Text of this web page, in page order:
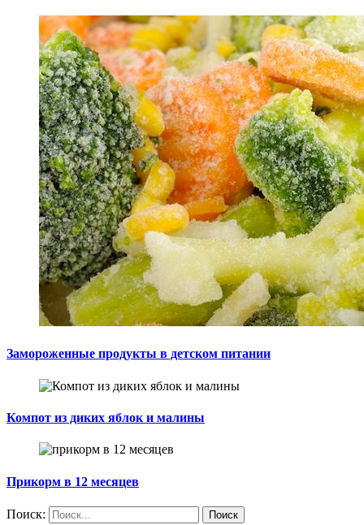
Замороженные продукты в детском питании
Компот из диких яблок и малины
Прикорм в 12 месяцев
Поиск: